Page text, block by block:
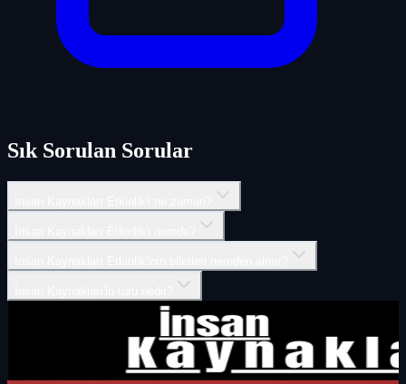
Sık Sorulan Sorular